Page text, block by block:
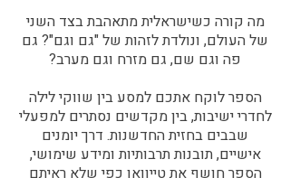
מה קורה כשישראלית מתאהבת בצד השני
של העולם, ונולדת לזהות של "גם וגם"? גם
פה וגם שם, גם מזרח וגם מערב?​​
הספר לוקח אתכם למסע בין שווקי לילה
לחדרי ישיבות, בין מקדשים נסתרים למפעלי
שבבים בחזית החדשנות. דרך יומנים
אישיים, תובנות תרבותיות ומידע שימושי,
הספר חושף את טייוואן כפי שלא ראיתם